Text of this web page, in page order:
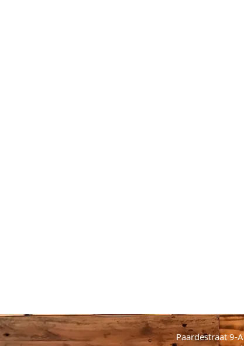
Paardestraat 9-A